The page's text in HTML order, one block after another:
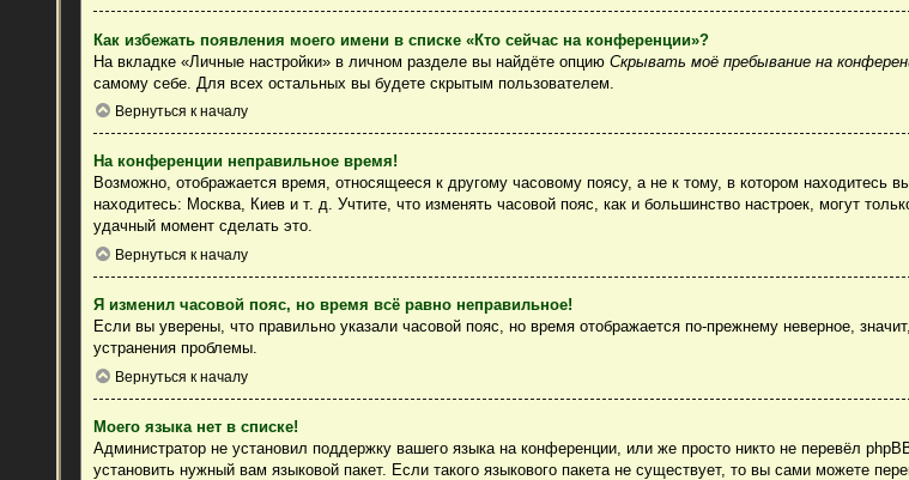
Как избежать появления моего имени в списке «Кто сейчас на конференции»?
На вкладке «Личные настройки» в личном разделе вы найдёте опциюСкрывать моё пребывание на
самому себе. Для всех остальных вы будете скрытым пользователем.
Вернуться к началу
На конференции неправильное время!
Возможно, отображается время, относящееся к другому часовому поясу, а не к тому, в котором находитесь
находитесь: Москва, Киев и т. д. Учтите, что изменять часовой пояс, как и большинство настроек, могут
удачный момент сделать это.
Вернуться к началу
Я изменил часовой пояс, но время всё равно неправильное!
Если вы уверены, что правильно указали часовой пояс, но время отображается по-прежнему неверное,
устранения проблемы.
Вернуться к началу
Моего языка нет в списке!
Администратор не установил поддержку вашего языка на конференции, или же просто никто не перевёл
установить нужный вам языковой пакет. Если такого языкового пакета не существует, то вы сами можете